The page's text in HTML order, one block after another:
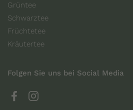
Grüntee
Schwarztee
Früchtetee
Kräutertee
Folgen Sie uns bei Social Media
FacebookInstagram